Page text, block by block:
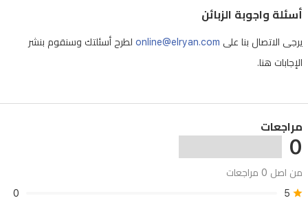
أسئلة واجوبة الزبائن
يرجى الاتصال بنا على online@elryan.com لطرح أسئلتك وسنقوم بنشر
الإجابات هنا.
مراجعات
0
من اصل 0 مراجعات
5
0